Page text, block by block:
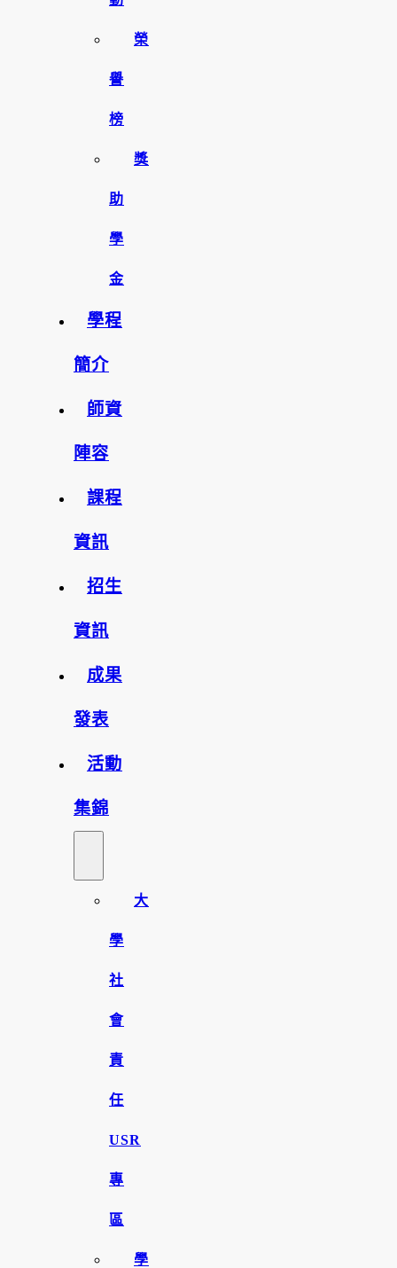
榮
譽
榜
獎
助
學
金
學程
簡介
師資
陣容
課程
資訊
招生
資訊
成果
發表
活動
集錦
大
學
社
會
責
任
USR
專
區
學